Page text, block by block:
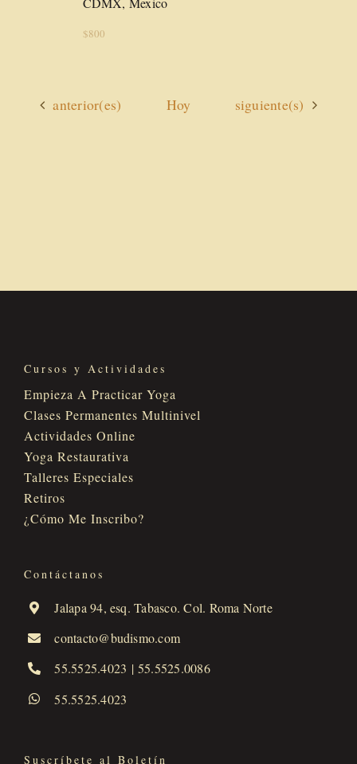
$800
Actividades
anterior(es) Hoy Actividades
siguiente(s)
Cursos y Actividades
Empieza A Practicar Yoga
Clases Permanentes Multinivel
Actividades Online
Yoga Restaurativa
Talleres Especiales
Retiros
¿Cómo Me Inscribo?
Contáctanos
Jalapa 94, esq. Tabasco. Col. Roma Norte
contacto@budismo.com
55.5525.4023 | 55.5525.0086
55.5525.4023
Suscríbete al Boletín